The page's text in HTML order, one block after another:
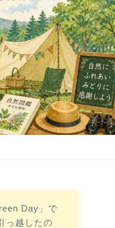
Day」で
っ越したの